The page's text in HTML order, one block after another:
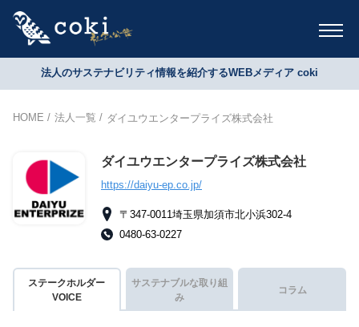
法人のサステナビリティ情報を紹介するWEBメディア coki
HOME 法人一覧 ダイユウエンタープライズ株式会社
ダイユウエンタープライズ株式会社
https://daiyu-ep.co.jp/
〒347-0011埼玉県加須市北小浜302-4
0480-63-0227
ステークホルダー
VOICE
サステナブルな取り組
み
コラム